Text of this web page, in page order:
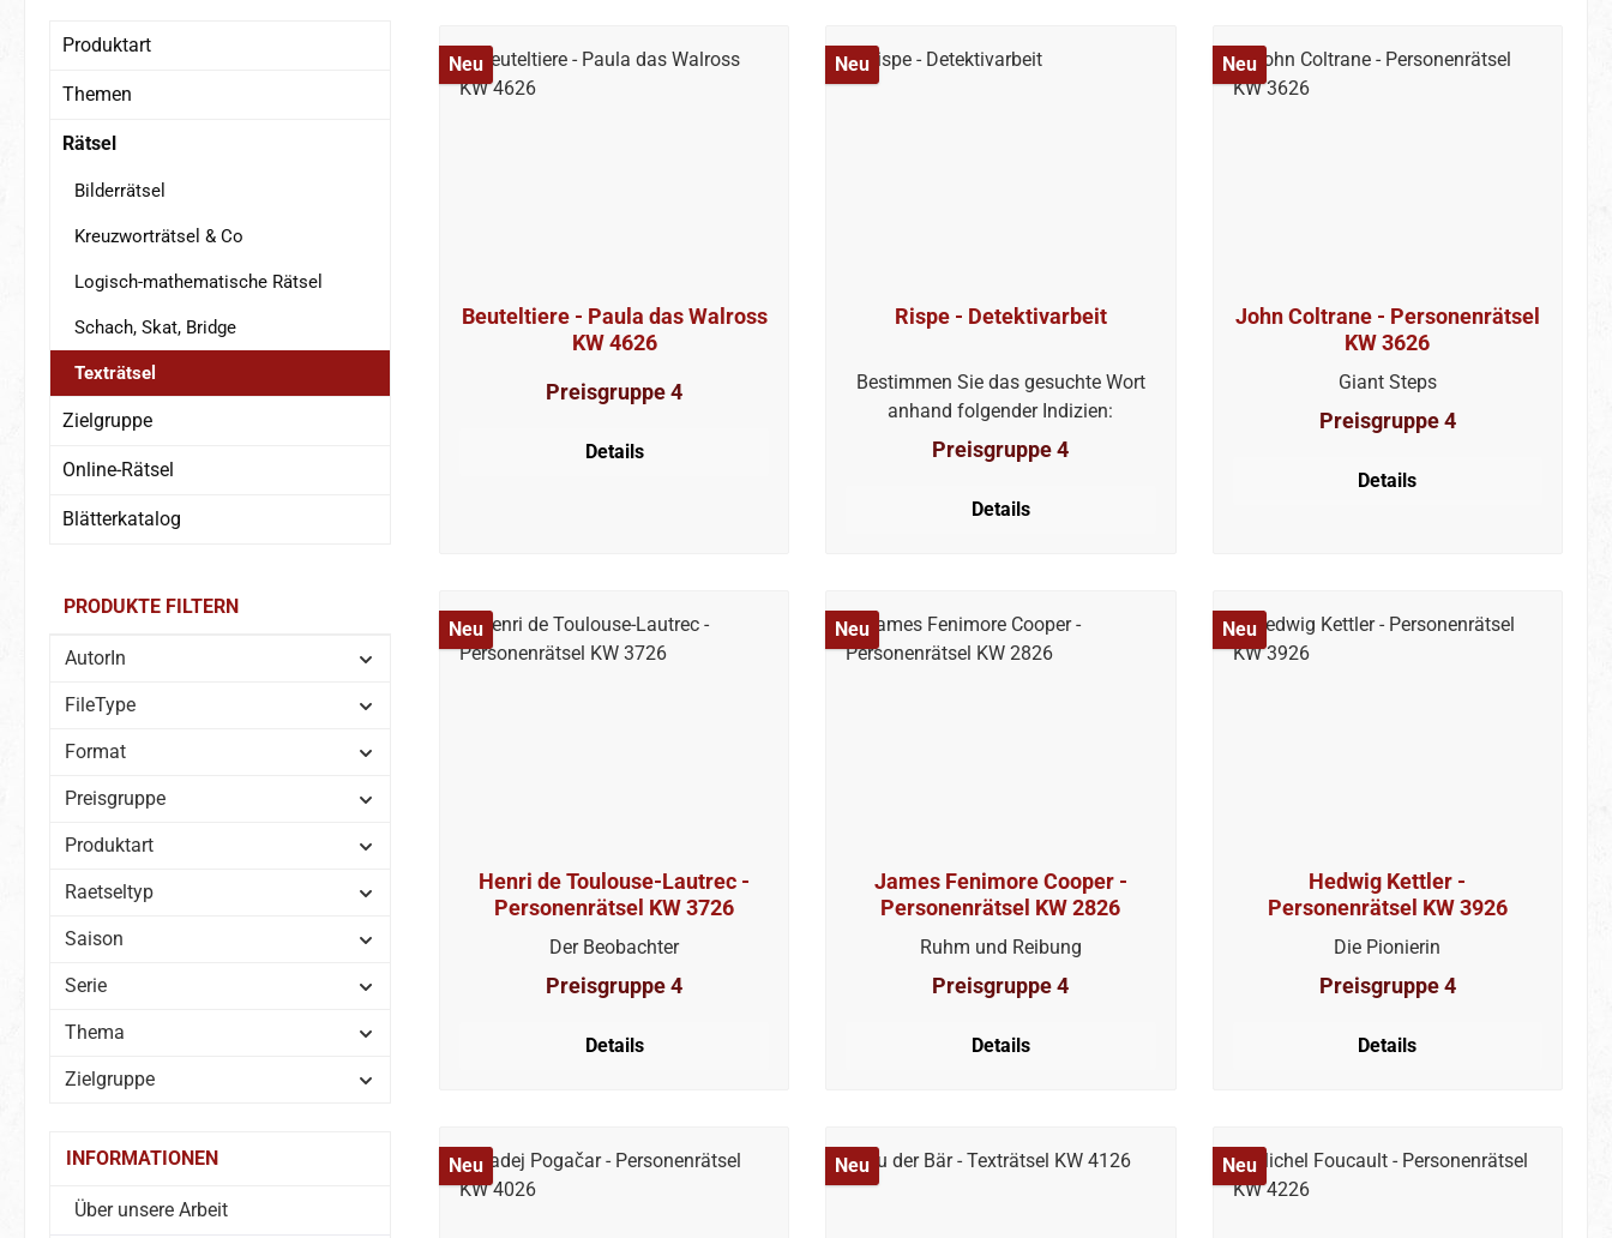
Produktart
Themen
Rätsel
Bilderrätsel
Kreuzworträtsel & Co
Logisch-mathematische Rätsel
Schach, Skat, Bridge
Texträtsel
Zielgruppe
Online-Rätsel
Blätterkatalog
PRODUKTE FILTERN
AutorIn
FileType
Format
Preisgruppe
Produktart
Raetseltyp
Saison
Serie
Thema
Zielgruppe
INFORMATIONEN
Über unsere Arbeit
Neu
Beuteltiere - Paula das Walross
KW 4626
Preisgruppe 4
Details
Neu
Rispe - Detektivarbeit
Bestimmen Sie das gesuchte Wort
anhand folgender Indizien:
Preisgruppe 4
Details
Neu
John Coltrane - Personenrätsel
KW 3626
Giant Steps
Preisgruppe 4
Details
Neu
Henri de Toulouse-Lautrec -
Personenrätsel KW 3726
Der Beobachter
Preisgruppe 4
Details
Neu
James Fenimore Cooper -
Personenrätsel KW 2826
Ruhm und Reibung
Preisgruppe 4
Details
Neu
Hedwig Kettler -
Personenrätsel KW 3926
Die Pionierin
Preisgruppe 4
Details
Neu Neu Neu